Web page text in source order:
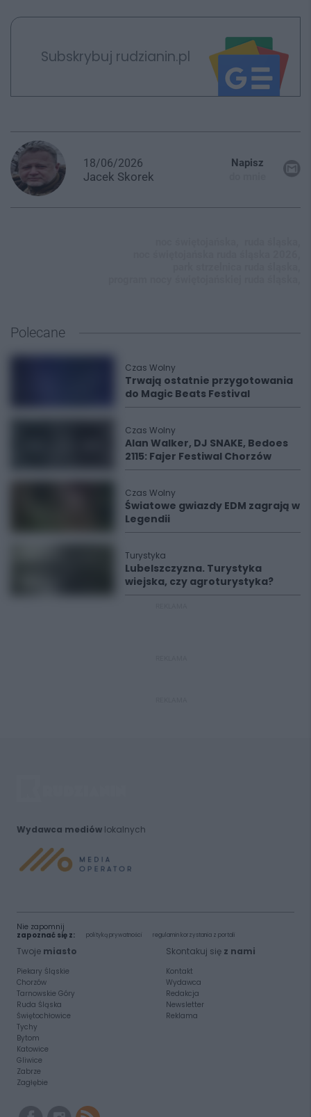
Subskrybuj rudzianin.pl
18/06/2026
Jacek Skorek
Napisz
Polecane
Czas Wolny
Trwają ostatnie przygotowania
do Magic Beats Festival
Czas Wolny
Alan Walker, DJ SNAKE, Bedoes
2115: Fajer Festiwal Chorzów
Czas Wolny
Światowe gwiazdy EDM zagrają w
Legendii
Turystyka
Lubelszczyzna. Turystyka
wiejska, czy agroturystyka?
Wydawca mediówlokalnych
Nie zapomnij
zapoznać się z:
polityką prywatności regulamin korzystania z portali
Twoje miasto
Piekary Śląskie
Chorzów
Tarnowskie Góry
Ruda Śląska
Świętochłowice
Tychy
Bytom
Katowice
Gliwice
Zabrze
Zagłębie
Skontakuj się z nami
Kontakt
Wydawca
Redakcja
Newsletter
Reklama